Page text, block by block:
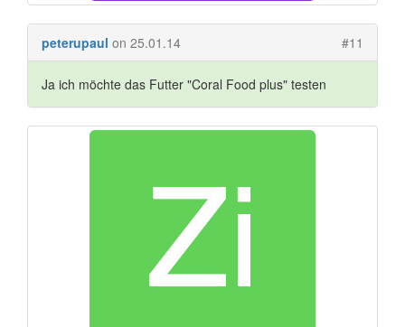
peterupaul on 25.01.14 #11
Ja ich möchte das Futter "Coral Food plus" testen